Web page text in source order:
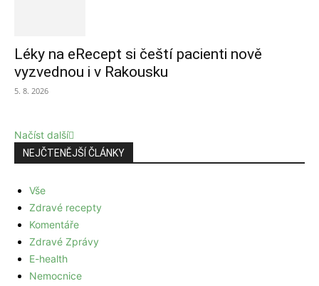
Léky na eRecept si čeští pacienti nově
vyzvednou i v Rakousku
5. 8. 2026
Načíst další
NEJČTENĚJŠÍ ČLÁNKY
Vše
Zdravé recepty
Komentáře
Zdravé Zprávy
E-health
Nemocnice